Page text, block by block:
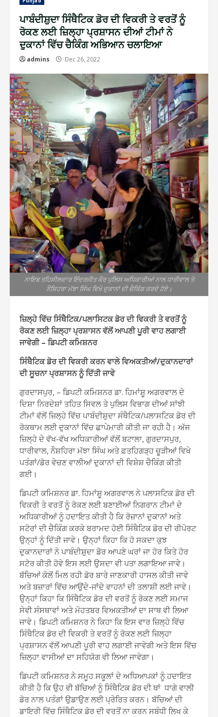
ਪਾਬੰਦੀਸ਼ੁਦਾ ਸਿੰਥੈਟਿਕ ਡੋਰ ਦੀ ਵਿਕਰੀ ਤੇ ਵਰਤੋਂ ਨੂੰ
ਰੋਕਣ ਲਈ ਜ਼ਿਲ੍ਹਾ ਪ੍ਰਸ਼ਾਸਨ ਦੀਆਂ ਟੀਮਾਂ ਨੇ
ਦੁਕਾਨਾਂ ਵਿੱਚ ਚੈਕਿੰਗ ਅਭਿਆਨ ਚਲਾਇਆ
admins Dec 26, 2022
ਨਾਇਬ ਤਹਿਸੀਲਦਾਰ ਇੰਦਰਜੀਤ ਕੌਰ ਪੁਲਿਸ ਅਧਿਕਾਰੀਆਂ ਨਾਲ ਧਾਰੀਵਾਲ ਤੇ
ਨੌਸ਼ਿਹਰਾ ਮੱਝਾ ਸਿੰਘ ਵਿਖੇ ਦੁਕਾਨਾਂ ਦੀ ਚੈਕਿੰਗ ਕਰਦੇ ਹੋਏ।
ਜ਼ਿਲ੍ਹੇ ਵਿੱਚ ਸਿੰਥੈਟਿਕ/ਪਲਾਸਿਟਕ ਡੋਰ ਦੀ ਵਿਕਰੀ ਤੇ ਵਰਤੋਂ ਨੂੰ
ਰੋਕਣ ਲਈ ਜ਼ਿਲ੍ਹਾ ਪ੍ਰਸ਼ਾਸਨ ਵੱਲੋਂ ਆਪਣੀ ਪੂਰੀ ਵਾਹ ਲਗਾਈ
ਜਾਵੇਗੀ – ਡਿਪਟੀ ਕਮਿਸ਼ਨਰ
ਸਿੰਥੈਟਿਕ ਡੋਰ ਦੀ ਵਿਕਰੀ ਕਰਨ ਵਾਲੇ ਵਿਅਕਤੀਆਂ/ਦੁਕਾਨਦਾਰਾਂ
ਦੀ ਸੂਚਨਾ ਪ੍ਰਸ਼ਾਸਨ ਨੂੰ ਦਿੱਤੀ ਜਾਵੇ
ਗੁਰਦਾਸਪੁਰ, – ਡਿਪਟੀ ਕਮਿਸ਼ਨਰ ਡਾ. ਹਿਮਾਂਸ਼ੂ ਅਗਰਵਾਲ ਦੇ
ਦਿਸ਼ਾ ਨਿਰਦੇਸ਼ਾਂ ਤਹਿਤ ਸਿਵਲ ਤੇ ਪੁਲਿਸ ਵਿਭਾਗ ਦੀਆਂ ਸਾਂਝੀ
ਟੀਮਾਂ ਵੱਲੋਂ ਜ਼ਿਲ੍ਹੇ ਵਿੱਚ ਪਾਬੰਦੀਸ਼ੁਦਾ ਸੰਥੈਟਿਕ/ਪਲਾਸਟਿਕ ਡੋਰ ਦੀ
ਰੋਕਥਾਮ ਲਈ ਦੁਕਾਨਾਂ ਵਿੱਚ ਛਾਪੇਮਾਰੀ ਕੀਤੀ ਜਾ ਰਹੀ ਹੈ। ਅੱਜ
ਜ਼ਿਲ੍ਹੇ ਦੇ ਵੱਖ-ਵੱਖ ਅਧਿਕਾਰੀਆਂ ਵੱਲੋਂ ਬਟਾਲਾ, ਗੁਰਦਾਸਪੁਰ,
ਧਾਰੀਵਾਲ, ਨੌਸ਼ਹਿਰਾ ਮੱਝਾ ਸਿੰਘ ਅਤੇ ਫ਼ਤਹਿਗੜ੍ਹ ਚੂੜੀਆਂ ਵਿਖੇ
ਪਤੰਗਾਂ/ਡੋਰ ਵੇਚਣ ਵਾਲੀਆਂ ਦੁਕਾਨਾਂ ਦੀ ਵਿਸ਼ੇਸ਼ ਚੈਕਿੰਗ ਕੀਤੀ
ਗਈ।
ਡਿਪਟੀ ਕਮਿਸ਼ਨਰ ਡਾ. ਹਿਮਾਂਸ਼ੂ ਅਗਰਵਾਲ ਨੇ ਪਲਾਸਟਿਕ ਡੋਰ ਦੀ
ਵਿਕਰੀ ਤੇ ਵਰਤੋਂ ਨੂੰ ਰੋਕਣ ਲਈ ਬਣਾਈਆਂ ਨਿਗਰਾਨ ਟੀਮਾਂ ਦੇ
ਅਧਿਕਾਰੀਆਂ ਨੂੰ ਹਦਾਇਤ ਕੀਤੀ ਹੈ ਕਿ ਰੋਜ਼ਾਨਾਂ ਦੁਕਾਨਾਂ ਅਤੇ
ਸਟੋਰਾਂ ਦੀ ਚੈਕਿੰਗ ਕਰਕੇ ਬਰਾਮਦ ਹੋਈ ਸਿੰਥੈਟਿਕ ਡੋਰ ਦੀ ਰੀਪੋਰਟ
ਉਨ੍ਹਾਂ ਨੂੰ ਦਿੱਤੀ ਜਾਵੇ। ਉਨ੍ਹਾਂ ਕਿਹਾ ਕਿ ਹੋ ਸਕਦਾ ਕੁਝ
ਦੁਕਾਨਦਾਰਾਂ ਨੇ ਪਾਬੰਦੀਸ਼ੁਦਾ ਡੋਰ ਆਪਣੇ ਘਰਾਂ ਜਾ ਹੋਰ ਕਿਤੇ ਹੋਰ
ਸਟੋਰ ਕੀਤੀ ਹੋਵੇ ਇਸ ਲਈ ਉਸਦਾ ਵੀ ਪਤਾ ਲਗਾਇਆ ਜਾਵੇ।
ਬੱਚਿਆਂ ਕੋਲੋਂ ਮਿਲ ਰਹੀ ਡੋਰ ਬਾਰੇ ਜਾਣਕਾਰੀ ਹਾਸਲ ਕੀਤੀ ਜਾਵੇ
ਅਤੇ ਬਜ਼ਾਰਾਂ ਵਿੱਚ ਆਉਂਦੇ-ਜਾਂਦੇ ਵਾਹਨਾਂ ਦੀ ਤਲਾਸ਼ੀ ਲਈ ਜਾਵੇ।
ਉਨ੍ਹਾਂ ਕਿਹਾ ਕਿ ਸਿੰਥੈਟਿਕ ਡੋਰ ਦੀ ਵਰਤੋਂ ਨੂੰ ਰੋਕਣ ਲਈ ਸਮਾਜ
ਸੇਵੀ ਸੰਸਥਾਵਾਂ ਅਤੇ ਮੋਹਤਬਰ ਵਿਅਕਤੀਆਂ ਦਾ ਸਾਥ ਵੀ ਲਿਆ
ਜਾਵੇ। ਡਿਪਟੀ ਕਮਿਸ਼ਨਰ ਨੇ ਕਿਹਾ ਕਿ ਇਸ ਵਾਰ ਜ਼ਿਲ੍ਹੇ ਵਿੱਚ
ਸਿੰਥੈਟਿਕ ਡੋਰ ਦੀ ਵਿਕਰੀ ਤੇ ਵਰਤੋਂ ਨੂੰ ਰੋਕਣ ਲਈ ਜ਼ਿਲ੍ਹਾ
ਪ੍ਰਸ਼ਾਸਨ ਵੱਲੋਂ ਆਪਣੀ ਪੂਰੀ ਵਾਹ ਲਗਾਈ ਜਾਵੇਗੀ ਅਤੇ ਇਸ ਵਿੱਚ
ਜ਼ਿਲ੍ਹਾ ਵਾਸੀਆਂ ਦਾ ਸਹਿਯੋਗ ਵੀ ਲਿਆ ਜਾਵੇਗਾ।
ਡਿਪਟੀ ਕਮਿਸ਼ਨਰ ਨੇ ਸਮੂਹ ਸਕੂਲਾਂ ਦੇ ਅਧਿਆਪਕਾਂ ਨੂੰ ਹਦਾਇਤ
ਕੀਤੀ ਹੈ ਕਿ ਉਹ ਵੀ ਬੱਚਿਆਂ ਨੂੰ ਸਿੰਥੈਟਿਕ ਡੋਰ ਦੀ ਥਾਂ ਧਾਗੇ ਵਾਲੀ
ਡੋਰ ਨਾਲ ਪਤੰਗਾਂ ਉਡਾਉਣ ਲਈ ਪ੍ਰੇਰਿਤ ਕਰਨ। ਬੱਚਿਆਂ ਦੀ
ਡਾਇਰੀ ਵਿੱਚ ਸਿੰਥੈਟਿਕ ਡੋਰ ਦੀ ਵਰਤੋਂ ਨਾ ਕਰਨ ਸਬੰਧੀ ਲਿਖ ਕੇ